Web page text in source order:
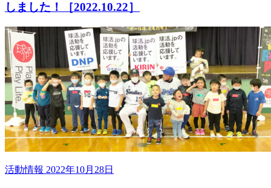
しました！［2022.10.22］
活動情報 2022年10月28日